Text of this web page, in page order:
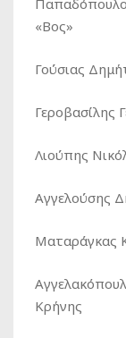
«Βος»
Γούσιας
Γεροβασίλης
Λιούπης
Αγγελούσης
Ματαράγκας
Κρήνης